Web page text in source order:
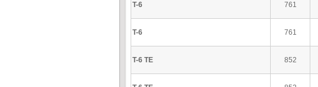
T-6 761
T-6 761
T-6 TE 852